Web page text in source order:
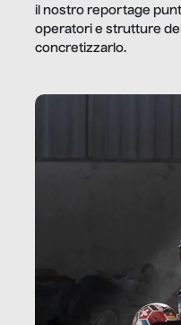
il nostro reportage
operatori e strutture
concretizzarlo.